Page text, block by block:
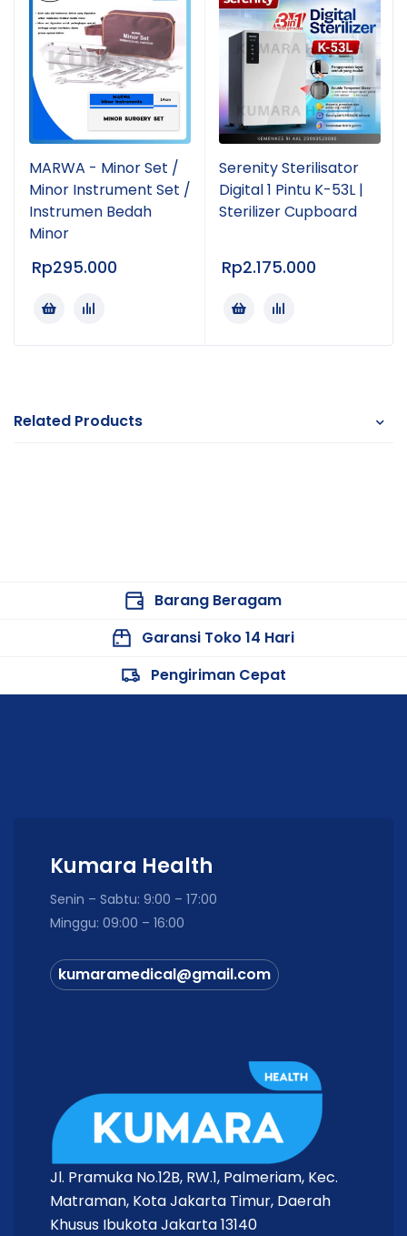
MARWA - Minor Set /
Minor Instrument Set /
Instrumen Bedah
Minor
Rp295.000
Serenity Sterilisator
Digital 1 Pintu K-53L |
Sterilizer Cupboard
Rp2.175.000
Related Products
Barang Beragam
Garansi Toko 14 Hari
Pengiriman Cepat
Kumara Health
Senin – Sabtu: 9:00 – 17:00
Minggu: 09:00 – 16:00
kumaramedical@gmail.com
Jl. Pramuka No.12B, RW.1, Palmeriam, Kec.
Matraman, Kota Jakarta Timur, Daerah
Khusus Ibukota Jakarta 13140